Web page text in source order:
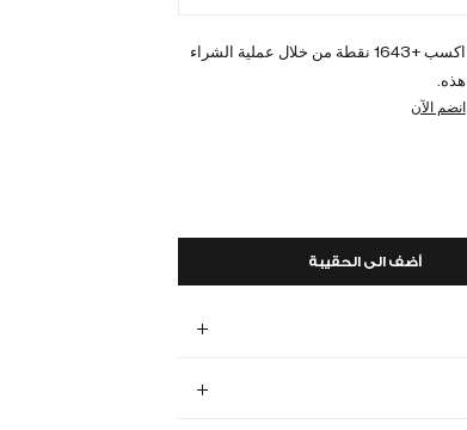
اكسب +1643 نقطة من خلال عملية الشراء
هذه.
انضم الآن
أضف الى الحقيبة